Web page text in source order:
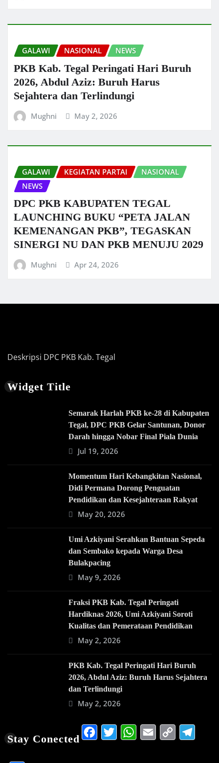
GALAWI NASIONAL NEWS
PKB Kab. Tegal Peringati Hari Buruh
2026, Abdul Aziz: Buruh Harus
Sejahtera dan Terlindungi
Mughni May 2, 2026
GALAWI KEGIATAN PARTAI
NASIONAL
NEWS
DPC PKB KABUPATEN TEGAL
LAUNCHING BUKU “PETA JALAN
KEMENANGAN PKB”, TEGASKAN
SINERGI NU DAN PKB MENUJU 2029
Mughni Apr 24, 2026
Deskripsi DPC PKB Kab. Tegal
Widget Title
Semarak Harlah PKB ke-28 di Kabupaten
Tegal, DPC PKB Gelar Santunan, Donor
Darah hingga Nobar Final Piala Dunia
Jul 19, 2026
Momentum Hari Kebangkitan Nasional,
Didi Permana Dorong Penguatan
Pendidikan dan Kesejahteraan Rakyat
May 20, 2026
Umi Azkiyani Serahkan Bantuan Sepeda
dan Sembako kepada Warga Desa
Bulakpacing
May 9, 2026
Fraksi PKB Kab. Tegal Peringati
Hardiknas 2026, Umi Azkiyani Soroti
Kualitas dan Pemerataan Pendidikan
May 2, 2026
PKB Kab. Tegal Peringati Hari Buruh
2026, Abdul Aziz: Buruh Harus Sejahtera
dan Terlindungi
May 2, 2026
Stay Conected Facebook
Twitter
WhatsApp
Email
Copy